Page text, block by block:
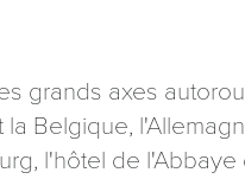
grands axes
la Belgique,
l'hôtel de l'Abbaye
contraire). Vous disposez d’un droit
et d’opposition aux données
pouvez exercer en adressant une
tourisme@departement54.fr ou par